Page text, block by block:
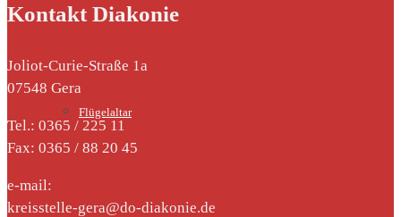
Flügelaltar
Kontakt Diakonie
Joliot-Curie-Straße 1a
07548 Gera
Tel.: 0365 / 225 11
Fax: 0365 / 88 20 45
e-mail:
kreisstelle-gera@do-diakonie.de